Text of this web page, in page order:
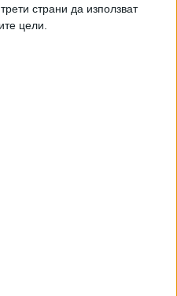
страни да използват
цели.
по буферните паркинги
карти. При опит